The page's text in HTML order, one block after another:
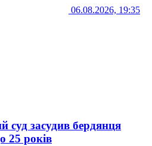
06.08.2026, 19:35
суд засудив бердянця
25 років